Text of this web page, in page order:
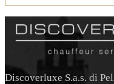
Discoverluxe S.a.s. di